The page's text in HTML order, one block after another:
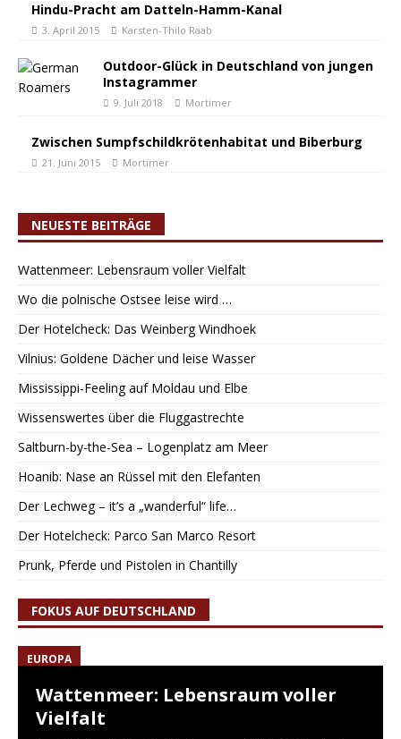
Hindu-Pracht am Datteln-Hamm-Kanal
3. April 2015 Karsten-Thilo Raab
Outdoor-Glück in Deutschland von jungen
Instagrammer
9. Juli 2018 Mortimer
Zwischen Sumpfschildkrötenhabitat und Biberburg
21. Juni 2015 Mortimer
NEUESTE BEITRÄGE
Wattenmeer: Lebensraum voller Vielfalt
Wo die polnische Ostsee leise wird …
Der Hotelcheck: Das Weinberg Windhoek
Vilnius: Goldene Dächer und leise Wasser
Mississippi-Feeling auf Moldau und Elbe
Wissenswertes über die Fluggastrechte
Saltburn-by-the-Sea – Logenplatz am Meer
Hoanib: Nase an Rüssel mit den Elefanten
Der Lechweg – it’s a „wanderful“ life…
Der Hotelcheck: Parco San Marco Resort
Prunk, Pferde und Pistolen in Chantilly
FOKUS AUF DEUTSCHLAND
EUROPA
Wattenmeer: Lebensraum voller
Vielfalt